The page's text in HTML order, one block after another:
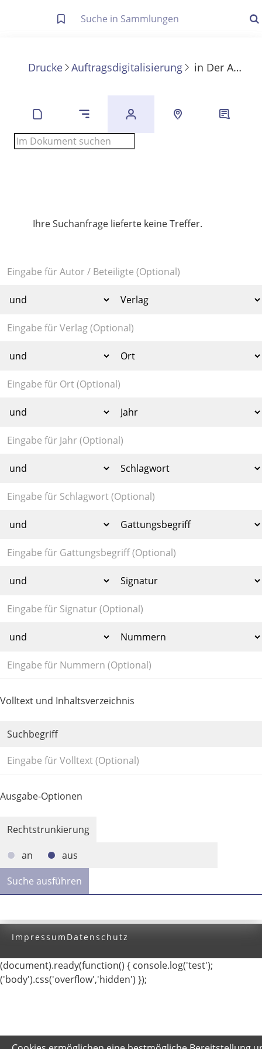
Die letzte Trefferliste besteht aus Ihrer letzten Suche, samt
Anzeigen
Zuletzt gesucht
Volltext und Inhaltsverzeichnis
Suchbegriff
Ausgabe-Optionen
Rechtstrunkierung
an
aus
Drucke Auftragsdigitalisierung in Der Abschluss der deutschen Münzreform
Ihre Suchanfrage lieferte keine Treffer.
Impressum Datenschutz
(document).ready(function() { console.log('test');
('body').css('overflow','hidden') });